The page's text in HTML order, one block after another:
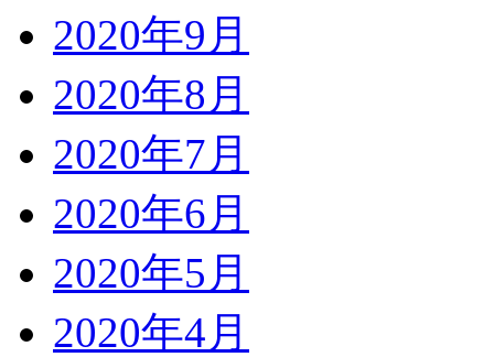
2020年9月
2020年8月
2020年7月
2020年6月
2020年5月
2020年4月